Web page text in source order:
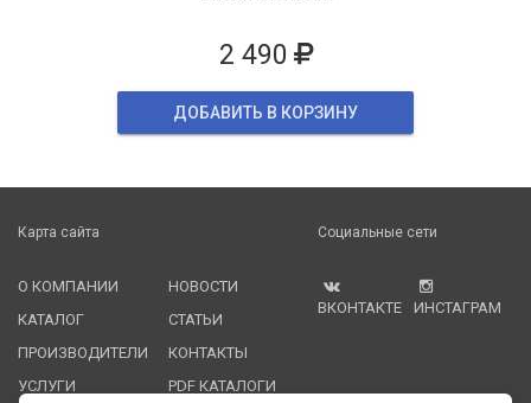
2 490
ДОБАВИТЬ В КОРЗИНУ
Карта сайта
О КОМПАНИИ
КАТАЛОГ
ПРОИЗВОДИТЕЛИ
УСЛУГИ
НОВОСТИ
СТАТЬИ
КОНТАКТЫ
PDF КАТАЛОГИ
Социальные сети
ВКОНТАКТЕ ИНСТАГРАМ